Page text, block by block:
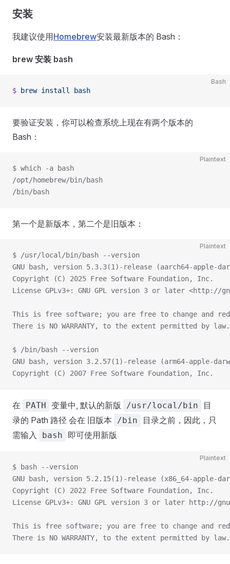
安装
我建议使用Homebrew安装最新版本的 Bash：
brew 安装 bash
Bash
$ brew install bash
要验证安装，你可以检查系统上现在有两个版本的
Bash：
Plaintext
$ which -a bash
/opt/homebrew/bin/bash
/bin/bash
第一个是新版本，第二个是旧版本：
Plaintext
$ /usr/local/bin/bash --version
GNU bash, version 5.3.3(1)-release (aarch64-apple-
Copyright (C) 2025 Free Software Foundation, Inc.
License GPLv3+: GNU GPL version 3 or later <http://
This is free software; you are free to change and
There is NO WARRANTY, to the extent permitted by law.
$ /bin/bash --version
GNU bash, version 3.2.57(1)-release (arm64-apple-
Copyright (C) 2007 Free Software Foundation, Inc.
在 PATH 变量中, 默认的新版 /usr/local/bin
目
录的 Path 路径 会在 旧版本
/bin
目录之前，因此，只
需输入
bash 即可使用新版
Plaintext
$ bash --version
GNU bash, version 5.2.15(1)-release (x86_64-apple-
Copyright (C) 2022 Free Software Foundation, Inc.
License GPLv3+: GNU GPL version 3 or later http://
This is free software; you are free to change and
There is NO WARRANTY, to the extent permitted by law.